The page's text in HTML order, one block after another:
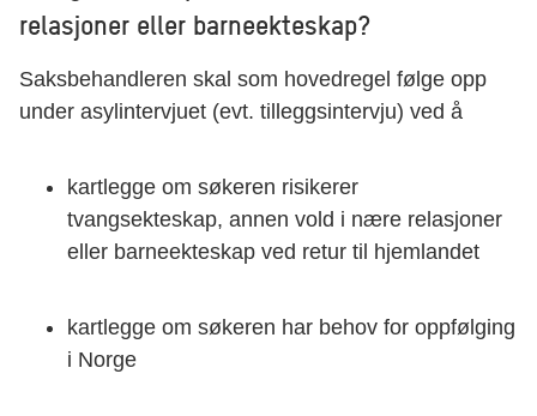
relasjoner eller barneekteskap?
Saksbehandleren skal som hovedregel følge opp
under asylintervjuet (evt. tilleggsintervju) ved å
kartlegge om søkeren risikerer
tvangsekteskap, annen vold i nære relasjoner
eller barneekteskap ved retur til hjemlandet
kartlegge om søkeren har behov for oppfølging
i Norge